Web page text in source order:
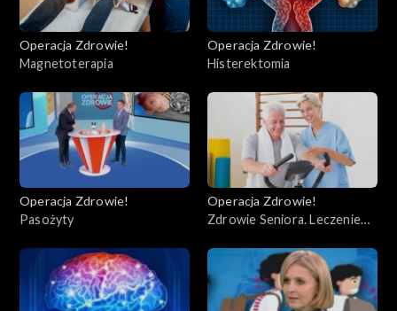
Operacja Zdrowie!
Magnetoterapia
Operacja Zdrowie!
Histerektomia
Operacja Zdrowie!
Pasożyty
Operacja Zdrowie!
Zdrowie Seniora. Leczenie